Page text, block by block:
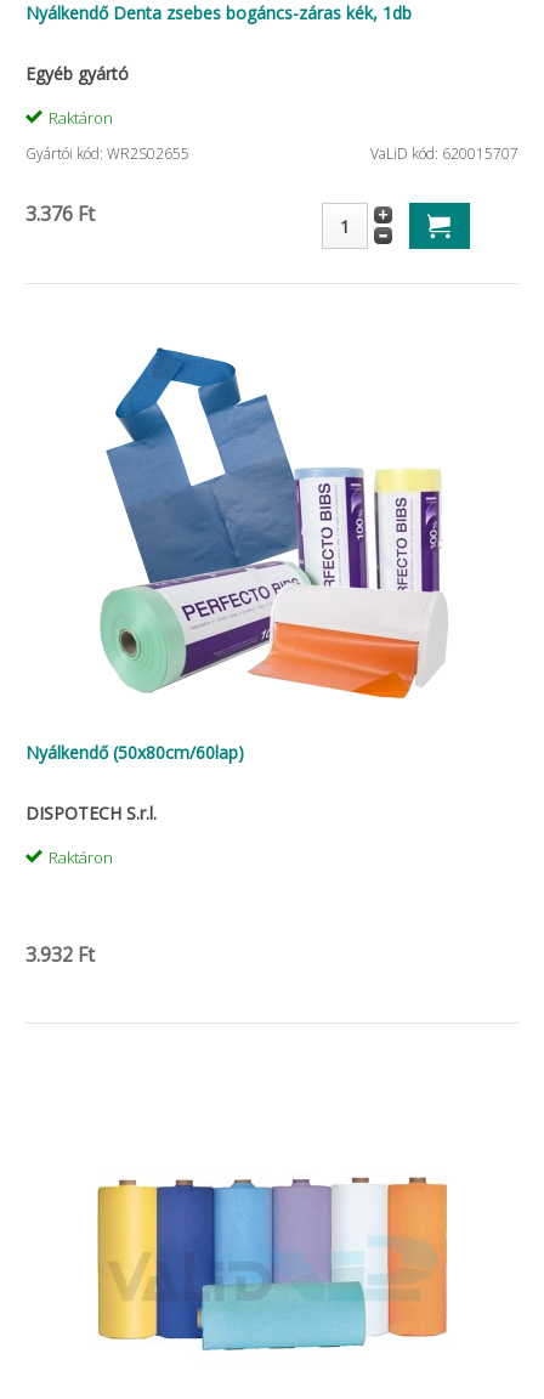
Nyálkendő Denta zsebes bogáncs-záras kék, 1db
Egyéb gyártó
Raktáron
Gyártói kód: WR2S02655 VaLiD kód: 620015707
3.376 Ft
Nyálkendő (50x80cm/60lap)
DISPOTECH S.r.l.
Raktáron
3.932 Ft